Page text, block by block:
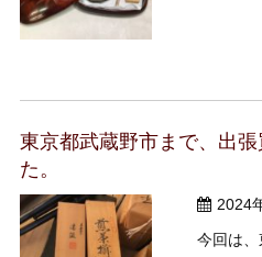
器(スプ
ラリー
きました
東京都武蔵野市まで、出
た。
2024
今回は